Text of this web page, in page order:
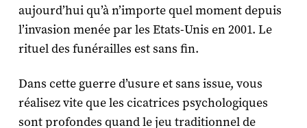
aujourd’hui qu’à n’importe quel moment depuis
l’invasion menée par les Etats-Unis en 2001. Le
rituel des funérailles est sans fin.
Dans cette guerre d’usure et sans issue, vous
réalisez vite que les cicatrices psychologiques
sont profondes quand le jeu traditionnel de